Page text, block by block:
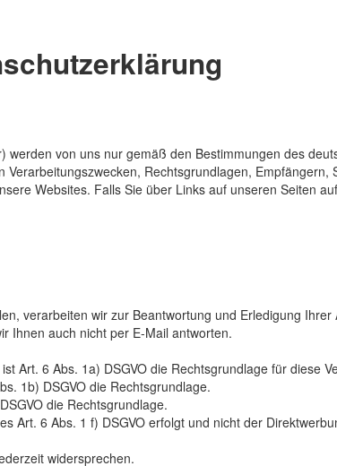
von uns nur gemäß den Bestimmungen des
Rechtsgrundlagen,
Websites. Falls Sie über Links auf unseren Seiten
verarbeiten wir zur Beantwortung und Erledigung
Ihnen auch nicht per E-Mail antworten.
Art. 6 Abs. 1a) DSGVO die Rechtsgrundlage für diese
1b) DSGVO die Rechtsgrundlage.
die Rechtsgrundlage.
Art. 6 Abs. 1 f) DSGVO erfolgt und nicht der
widersprechen.